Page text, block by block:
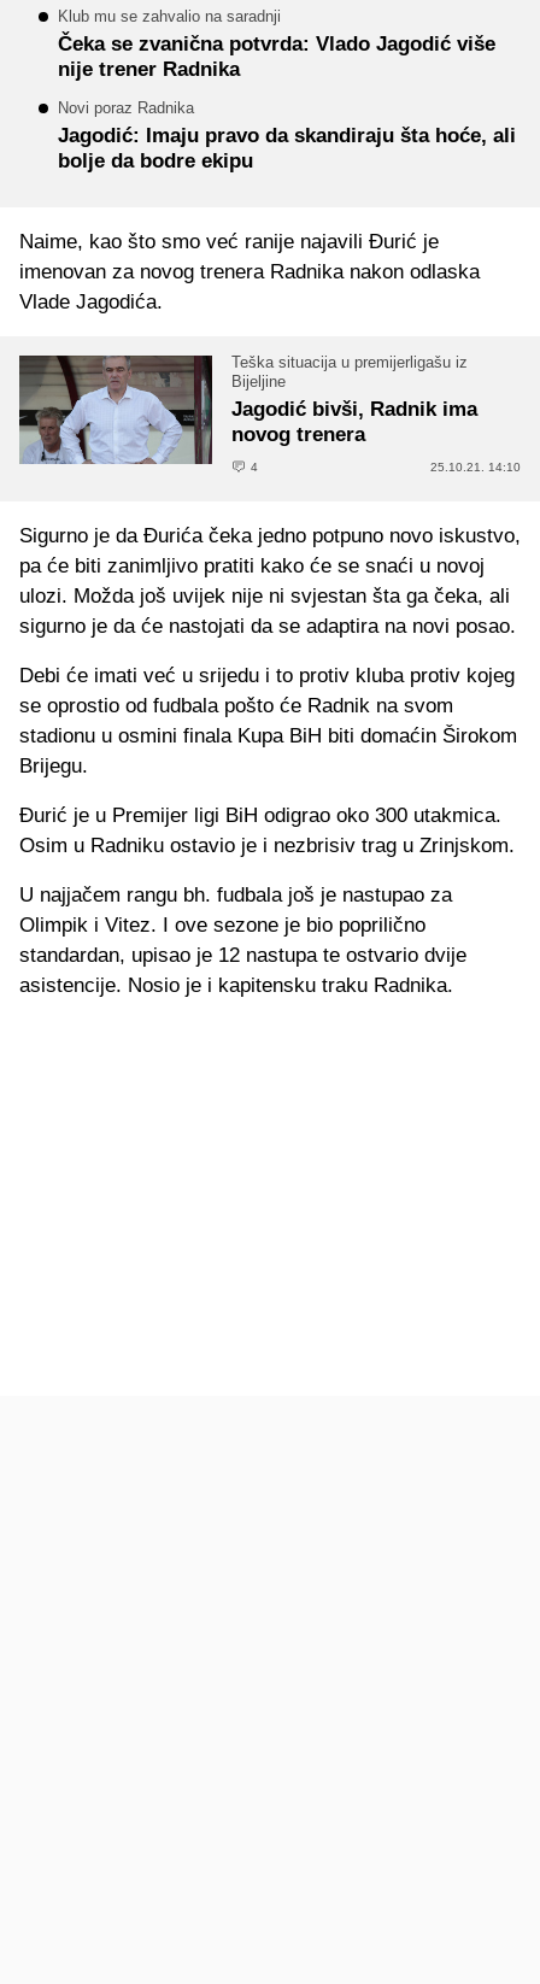
Klub mu se zahvalio na saradnji
Čeka se zvanična potvrda: Vlado Jagodić više
nije trener Radnika
Novi poraz Radnika
Jagodić: Imaju pravo da skandiraju šta hoće, ali
bolje da bodre ekipu
Naime, kao što smo već ranije najavili Đurić je
imenovan za novog trenera Radnika nakon odlaska
Vlade Jagodića.
Teška situacija u premijerligašu iz
Bijeljine
Jagodić bivši, Radnik ima
novog trenera
4 25.10.21. 14:10
Sigurno je da Đurića čeka jedno potpuno novo iskustvo,
pa će biti zanimljivo pratiti kako će se snaći u novoj
ulozi. Možda još uvijek nije ni svjestan šta ga čeka, ali
sigurno je da će nastojati da se adaptira na novi posao.
Debi će imati već u srijedu i to protiv kluba protiv kojeg
se oprostio od fudbala pošto će Radnik na svom
stadionu u osmini finala Kupa BiH biti domaćin Širokom
Brijegu.
Đurić je u Premijer ligi BiH odigrao oko 300 utakmica.
Osim u Radniku ostavio je i nezbrisiv trag u Zrinjskom.
U najjačem rangu bh. fudbala još je nastupao za
Olimpik i Vitez. I ove sezone je bio poprilično
standardan, upisao je 12 nastupa te ostvario dvije
asistencije. Nosio je i kapitensku traku Radnika.